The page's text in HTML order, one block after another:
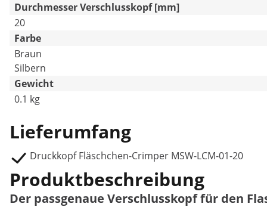
Durchmesser Verschlusskopf [mm]
20
Farbe
Braun
Silbern
Gewicht
0.1 kg
Lieferumfang
Druckkopf Fläschchen-Crimper MSW-LCM-01-20
Produktbeschreibung
Der passgenaue Verschlusskopf für den